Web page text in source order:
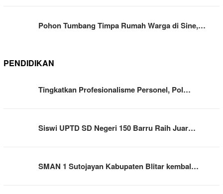
Pohon Tumbang Timpa Rumah Warga di Sine,…
PENDIDIKAN
Tingkatkan Profesionalisme Personel, Pol…
Siswi UPTD SD Negeri 150 Barru Raih Juar…
SMAN 1 Sutojayan Kabupaten Blitar kembal…